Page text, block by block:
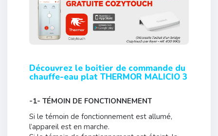
Découvrez le boitier de commande du
chauffe-eau plat THERMOR MALICIO 3
-1- TÉMOIN DE FONCTIONNEMENT
Si le témoin de fonctionnement est allumé,
l’appareil est en marche.